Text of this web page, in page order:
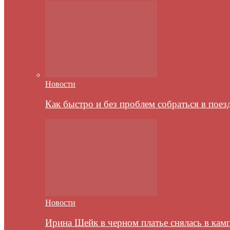
Новости
Как быстро и без проблем собраться в
Новости
Ирина Шейк в черном платье снялась в